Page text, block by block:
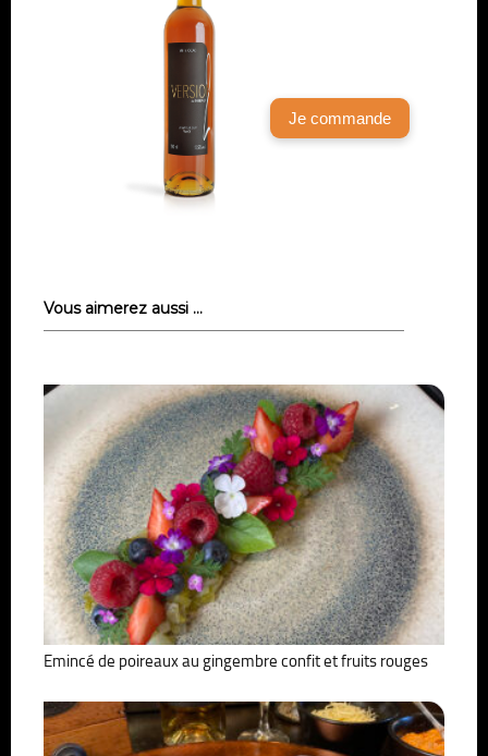
Je commande
Vous aimerez aussi …
Emincé de poireaux au gingembre confit et fruits rouges